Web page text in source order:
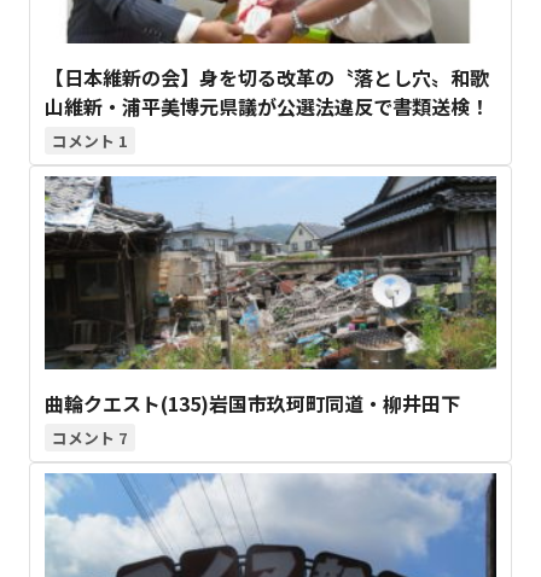
【日本維新の会】身を切る改革の〝落とし穴〟和歌
山維新・浦平美博元県議が公選法違反で書類送検！
1
曲輪クエスト(135)岩国市玖珂町同道・柳井田下
7